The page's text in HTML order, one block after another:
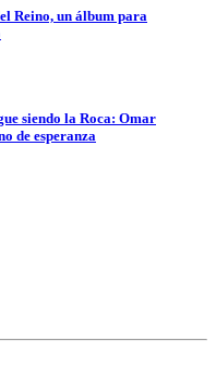
Reino, un álbum para
siendo la Roca: Omar
de esperanza